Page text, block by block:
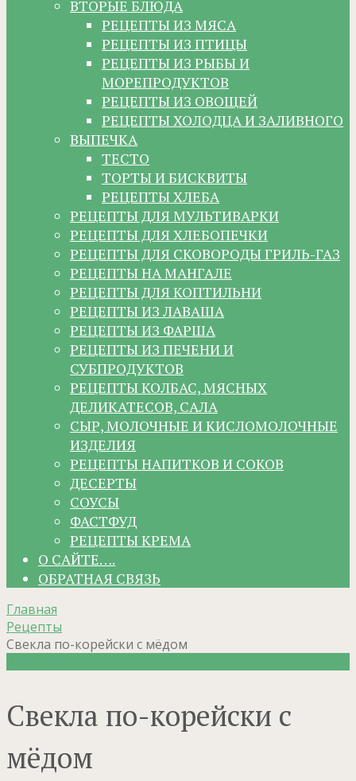
ВТОРЫЕ БЛЮДА
РЕЦЕПТЫ ИЗ МЯСА
РЕЦЕПТЫ ИЗ ПТИЦЫ
РЕЦЕПТЫ ИЗ РЫБЫ И
МОРЕПРОДУКТОВ
РЕЦЕПТЫ ИЗ ОВОЩЕЙ
РЕЦЕПТЫ ХОЛОДЦА И ЗАЛИВНОГО
ВЫПЕЧКА
ТЕСТО
ТОРТЫ И БИСКВИТЫ
РЕЦЕПТЫ ХЛЕБА
РЕЦЕПТЫ ДЛЯ МУЛЬТИВАРКИ
РЕЦЕПТЫ ДЛЯ ХЛЕБОПЕЧКИ
РЕЦЕПТЫ ДЛЯ СКОВОРОДЫ ГРИЛЬ-ГАЗ
РЕЦЕПТЫ НА МАНГАЛЕ
РЕЦЕПТЫ ДЛЯ КОПТИЛЬНИ
РЕЦЕПТЫ ИЗ ЛАВАША
РЕЦЕПТЫ ИЗ ФАРША
РЕЦЕПТЫ ИЗ ПЕЧЕНИ И
СУБПРОДУКТОВ
РЕЦЕПТЫ КОЛБАС, МЯСНЫХ
ДЕЛИКАТЕСОВ, САЛА
СЫР, МОЛОЧНЫЕ И КИСЛОМОЛОЧНЫЕ
ИЗДЕЛИЯ
РЕЦЕПТЫ НАПИТКОВ И СОКОВ
ДЕСЕРТЫ
СОУСЫ
ФАСТФУД
РЕЦЕПТЫ КРЕМА
О САЙТЕ….
ОБРАТНАЯ СВЯЗЬ
Главная
Рецепты
Свекла по-корейски с мёдом
Свекла по-корейски с
мёдом